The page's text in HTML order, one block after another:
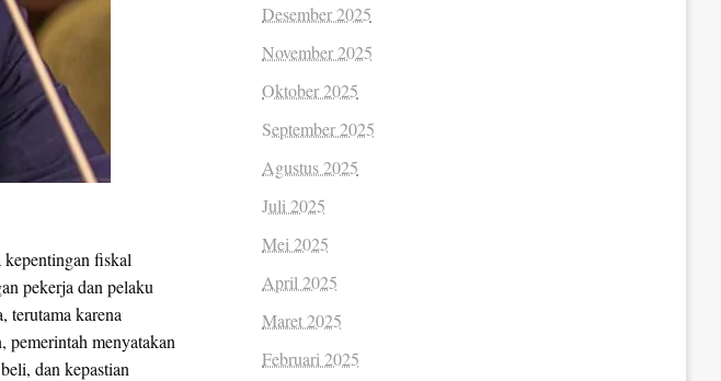
kepentingan fiskal
pekerja dan pelaku
terutama karena
pemerintah menyatakan
dan kepastian
Desember 2025
November 2025
Oktober 2025
September 2025
Agustus 2025
Juli 2025
Mei 2025
April 2025
Maret 2025
Februari 2025